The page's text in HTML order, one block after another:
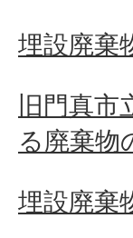
埋設廃棄
旧門真
る廃棄物
埋設廃棄